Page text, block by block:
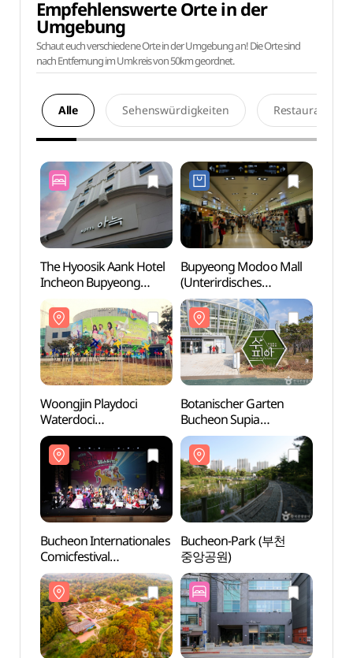
Empfehlenswerte Orte in der
Umgebung
Schaut euch verschiedene Orte in der Umgebung an! Die Orte sind
nach Entfernung im Umkreis von 50km geordnet.
Alle Sehenswürdigkeiten Restaurants
The Hyoosik Aank Hotel
Incheon Bupyeong
(더휴식 아늑호텔 인천
부평점)
Bupyeong Modoo Mall
(Unterirdisches
Einkaufszentrum
Bupyeong) (부평모두몰
(부평지하도상가))
Woongjin Playdoci
Waterdoci
(웅진플레이도시
워터도시)
Botanischer Garten
Bucheon Supia
(부천호수식물원 수피아)
Bucheon Internationales
Comicfestival
(부천국제만화축제)
Bucheon-Park (부천
중앙공원)